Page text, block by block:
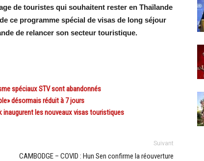
de touristes qui souhaitent rester en Thaïlande
ce programme spécial de visas de long séjour
de relancer son secteur touristique.
spéciaux STV sont abandonnés
désormais réduit à 7 jours
inaugurent les nouveaux visas touristiques
Suivant
CAMBODGE – COVID : Hun Sen confirme la réouverture